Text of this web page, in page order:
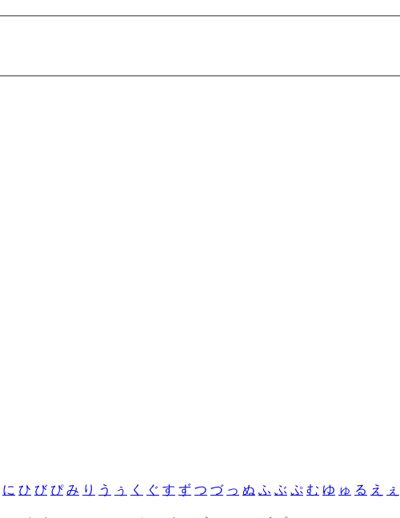
に ひ び ぴ み り う ぅ く ぐ す ず つ づ っ ぬ ふ ぶ ぷ む ゆ ゅ る え ぇ